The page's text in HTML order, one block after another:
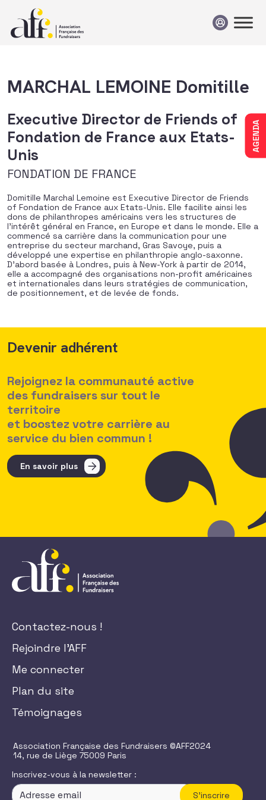
AGENDA
MARCHAL LEMOINE Domitille
Executive Director de Friends of
Fondation de France aux Etats-
Unis
FONDATION DE FRANCE
Domitille Marchal Lemoine est Executive Director de Friends
of Fondation de France aux Etats-Unis. Elle facilite ainsi les
dons de philanthropes américains vers les structures de
l’intérêt général en France, en Europe et dans le monde. Elle a
commencé sa carrière dans la communication pour une
entreprise du secteur marchand, Gras Savoye, puis a
développé une expertise en philanthropie anglo-saxonne.
D’abord basée à Londres, puis à New-York à partir de 2014,
elle a accompagné des organisations non-profit américaines
et internationales dans leurs stratégies de communication,
de positionnement, et de levée de fonds.
Devenir adhérent
Rejoignez la communauté active
des fundraisers sur tout le
territoire
et boostez votre carrière au
service du bien commun !
En savoir plus
Contactez-nous !
Rejoindre l'AFF
Me connecter
Plan du site
Témoignages
Association Française des Fundraisers ©AFF2024
14, rue de Liège 75009 Paris
Inscrivez-vous à la newsletter :
S'inscrire